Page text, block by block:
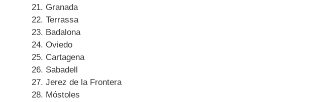
Granada
Terrassa
Badalona
Oviedo
Cartagena
Sabadell
Jerez de la Frontera
Móstoles